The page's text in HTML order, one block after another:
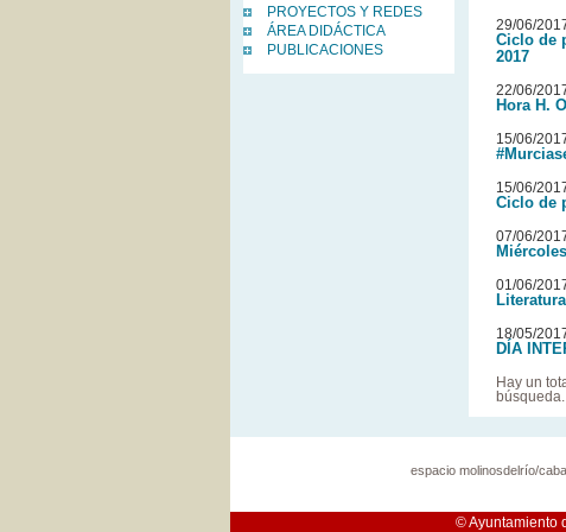
PROYECTOS Y REDES
ÁREA DIDÁCTICA
PUBLICACIONES
29/06/
Ciclo de
2017
22/06/
Hora H.
15/06/
15/06/
Ciclo de
07/06/
01/06/
18/05/
DÍA
Hay un
búsqueda.
espacio molinosdelrío/
© Ayuntamiento